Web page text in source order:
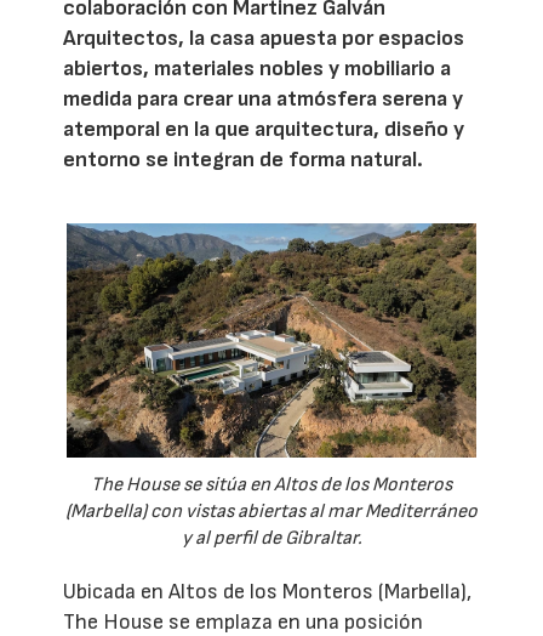
colaboración con Martinez Galván
Arquitectos, la casa apuesta por espacios
abiertos, materiales nobles y mobiliario a
medida para crear una atmósfera serena y
atemporal en la que arquitectura, diseño y
entorno se integran de forma natural.
The House se sitúa en Altos de los Monteros
(Marbella) con vistas abiertas al mar Mediterráneo
y al perfil de Gibraltar.
Ubicada en Altos de los Monteros (Marbella),
The House se emplaza en una posición